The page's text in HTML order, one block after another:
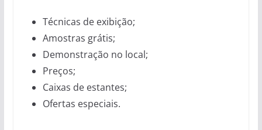
Técnicas de exibição;
Amostras grátis;
Demonstração no local;
Preços;
Caixas de estantes;
Ofertas especiais.